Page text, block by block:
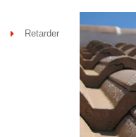
Retarder